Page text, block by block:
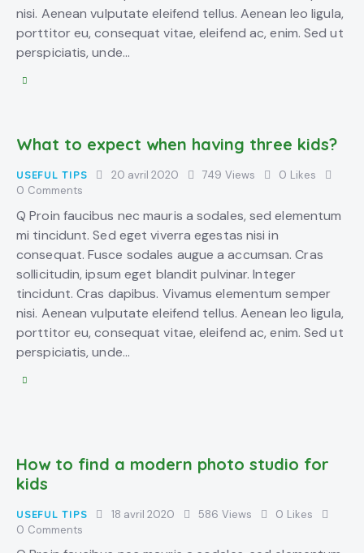
nisi. Aenean vulputate eleifend tellus. Aenean leo ligula,
porttitor eu, consequat vitae, eleifend ac, enim. Sed ut
perspiciatis, unde…
What to expect when having three kids?
USEFUL TIPS 20 avril 2020 749 Views 0 Likes
0 Comments
Q Proin faucibus nec mauris a sodales, sed elementum
mi tincidunt. Sed eget viverra egestas nisi in
consequat. Fusce sodales augue a accumsan. Cras
sollicitudin, ipsum eget blandit pulvinar. Integer
tincidunt. Cras dapibus. Vivamus elementum semper
nisi. Aenean vulputate eleifend tellus. Aenean leo ligula,
porttitor eu, consequat vitae, eleifend ac, enim. Sed ut
perspiciatis, unde…
How to find a modern photo studio for
kids
USEFUL TIPS 18 avril 2020 586 Views 0 Likes
0 Comments